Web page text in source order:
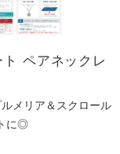
ペアネックレ
メリア＆スクロール
に◎